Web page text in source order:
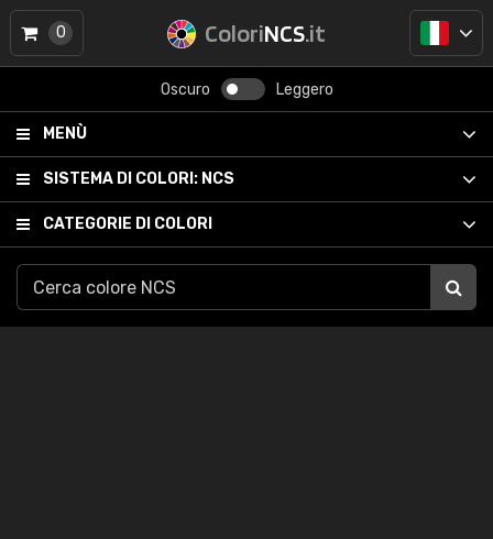
ColoriNCS.it
Oscuro Leggero
MENÙ
SISTEMA DI COLORI: NCS
CATEGORIE DI COLORI
0